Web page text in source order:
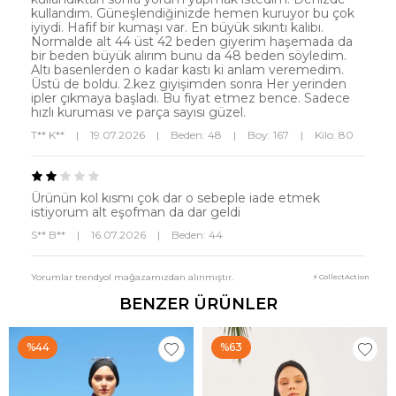
kullandım. Güneşlendiğinizde hemen kuruyor bu çok
iyiydi. Hafif bir kumaşı var. En büyük sıkıntı kalıbı.
Normalde alt 44 üst 42 beden giyerim haşemada da
bir beden büyük alırım bunu da 48 beden söyledim.
Altı basenlerden o kadar kastı ki anlam veremedim.
Üstü de boldu. 2.kez giyişimden sonra Her yerinden
ipler çıkmaya başladı. Bu fiyat etmez bence. Sadece
hızlı kuruması ve parça sayısı güzel.
T** K** | 19.07.2026 | Beden: 48 | Boy: 167 | Kilo: 80
Ürünün kol kısmı çok dar o sebeple iade etmek
istiyorum alt eşofman da dar geldi
S** B** | 16.07.2026 | Beden: 44
Yorumlar trendyol mağazamızdan alınmıştır. ⚡ CollectAction
BENZER ÜRÜNLER
%44 %63